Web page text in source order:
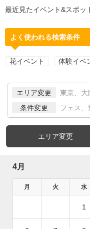
最近見たイベント&スポッ
よく使われる検索条件
花イベント 体験イベ
エリア変更 東京、大
条件変更 フェス、
エリア変更
4月
月 火 水
1